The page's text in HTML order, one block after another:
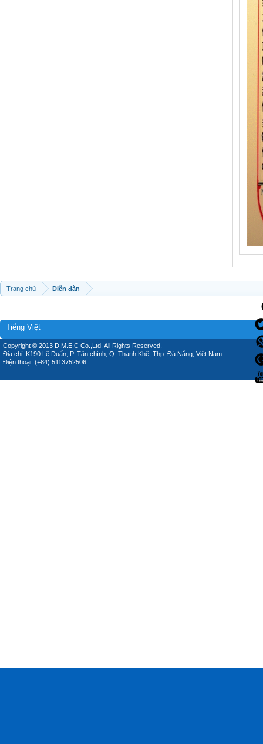
Trang chủ Diễn đàn
Tiếng Việt
Copyright © 2013 D.M.E.C Co.,Ltd, All Rights Reserved.
Địa chỉ: K190 Lê Duẩn, P. Tân chính, Q. Thanh Khê, Thp. Đà Nẵng, Việt Nam.
Điện thoại: (+84) 5113752506